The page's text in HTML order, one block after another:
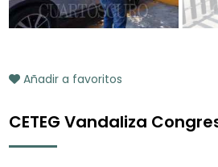
Añadir a favoritos
CETEG Vandaliza